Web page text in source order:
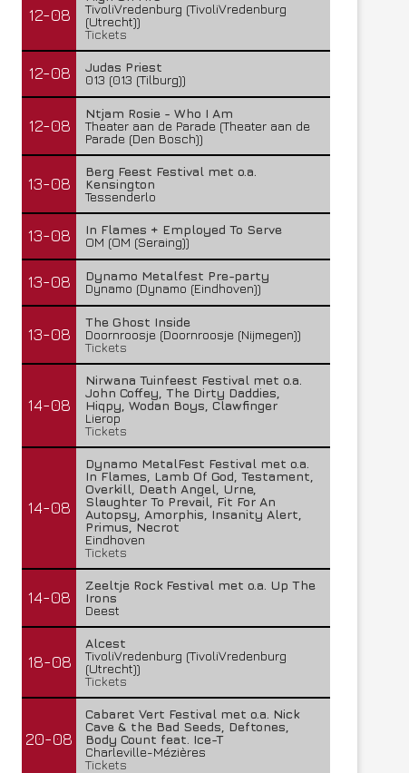
12-08
TivoliVredenburg (TivoliVredenburg
(Utrecht))
Tickets
12-08
Judas Priest
013 (013 (Tilburg))
12-08
Ntjam Rosie - Who I Am
Theater aan de Parade (Theater aan de
Parade (Den Bosch))
13-08
Berg Feest Festival met o.a.
Kensington
Tessenderlo
13-08
In Flames + Employed To Serve
OM (OM (Seraing))
13-08
Dynamo Metalfest Pre-party
Dynamo (Dynamo (Eindhoven))
13-08
The Ghost Inside
Doornroosje (Doornroosje (Nijmegen))
Tickets
14-08
Nirwana Tuinfeest Festival met o.a.
John Coffey, The Dirty Daddies,
Hiqpy, Wodan Boys, Clawfinger
Lierop
Tickets
14-08
Dynamo MetalFest Festival met o.a.
In Flames, Lamb Of God, Testament,
Overkill, Death Angel, Urne,
Slaughter To Prevail, Fit For An
Autopsy, Amorphis, Insanity Alert,
Primus, Necrot
Eindhoven
Tickets
14-08
Zeeltje Rock Festival met o.a. Up The
Irons
Deest
18-08
Alcest
TivoliVredenburg (TivoliVredenburg
(Utrecht))
Tickets
20-08
Cabaret Vert Festival met o.a. Nick
Cave & the Bad Seeds, Deftones,
Body Count feat. Ice-T
Charleville-Mézières
Tickets